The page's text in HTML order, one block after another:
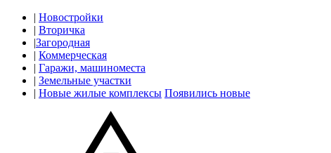
| Новостройки
| Вторичка
|Загородная
| Коммерческая
| Гаражи, машиноместа
| Земельные участки
| Новые жилые комплексы Появились новые